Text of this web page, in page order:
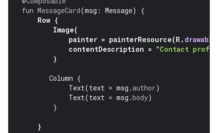
fun MessageCard(msg : Message)
{
Row {
Image(
painter = painterResource(R. drawable
contentDescription = "Contact
)
Column {
Text(text = msg .author)
Text(text = msg .body)
}
}